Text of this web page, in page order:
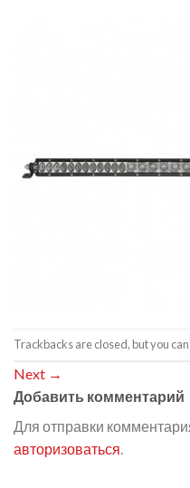
Trackbacks are closed, but you can
Next →
Добавить комментарий
Для отправки
авторизоваться.